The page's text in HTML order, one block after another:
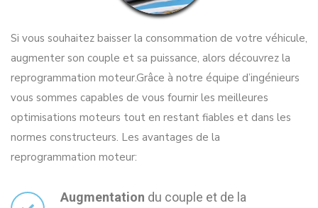
Si vous souhaitez baisser la consommation de votre véhicule,
augmenter son couple et sa puissance, alors découvrez la
reprogrammation moteur.Grâce à notre équipe d’ingénieurs
vous sommes capables de vous fournir les meilleures
optimisations moteurs tout en restant fiables et dans les
normes constructeurs. Les avantages de la
reprogrammation moteur:
Augmentation du couple et de la